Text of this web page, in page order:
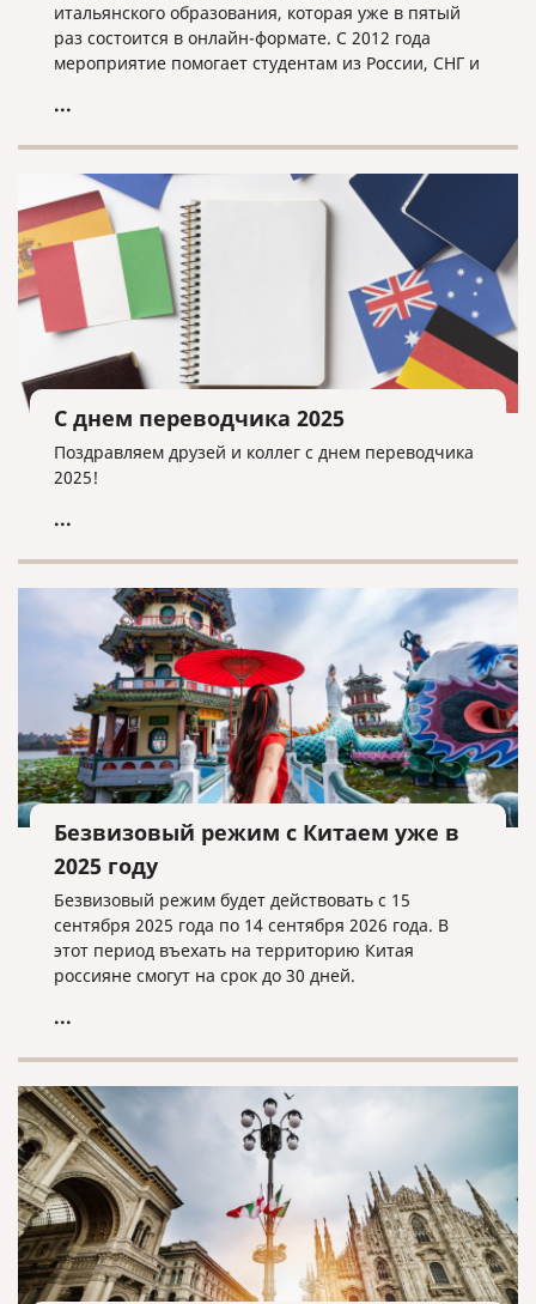
итальянского образования, которая уже в пятый
раз состоится в онлайн-формате. С 2012 года
мероприятие помогает студентам из России, СНГ и
высшего образования.
...
С днем переводчика 2025
Поздравляем друзей и коллег с днем переводчика
2025!
...
Безвизовый режим с Китаем уже в
2025 году
Безвизовый режим будет действовать с 15
сентября 2025 года по 14 сентября 2026 года. В
этот период въехать на территорию Китая
россияне смогут на срок до 30 дней.
...